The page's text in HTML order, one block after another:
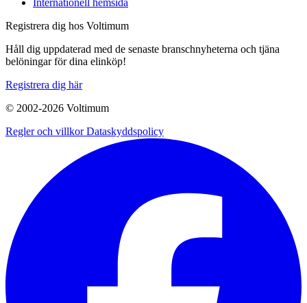
Internationell hemsida
Registrera dig hos Voltimum
Håll dig uppdaterad med de senaste branschnyheterna och tjäna
belöningar för dina elinköp!
Registrera dig här
© 2002-2026 Voltimum
Regler och villkorDataskyddspolicy